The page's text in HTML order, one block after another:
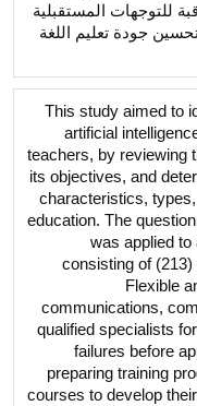
للتوجهات المستقبلية
جودة تعليم اللغة
This study aimed to
artificial
teachers, by reviewing
its objectives, and
characteristics,
education. The
was applied to
consisting of
Flexible
communications,
qualified specialists
failures before
preparing training
courses to develop